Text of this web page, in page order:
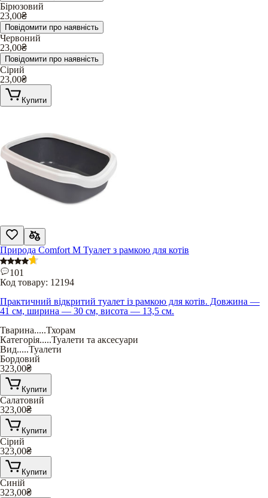
Бірюзовий
23,00₴
Повідомити про наявність
Червоний
23,00₴
Повідомити про наявність
Сірий
23,00₴
Купити
Природа Comfort М Туалет з рамкою для котів
101
Код товару: 12194
Практичний відкритий туалет із рамкою для котів. Довжина —
41 см, ширина — 30 см, висота — 13,5 см.
Тварина.....Тхорам
Категорія.....Туалети та аксесуари
Вид.....Туалети
Бордовий
323,00₴
Купити
Салатовий
323,00₴
Купити
Сірий
323,00₴
Купити
Синій
323,00₴